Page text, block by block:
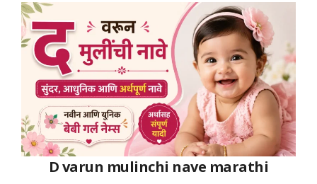
D varun mulinchi nave marathi